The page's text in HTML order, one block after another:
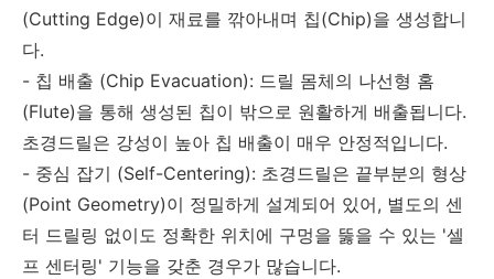
(Cutting Edge)이 재료를 깎아내며 칩(Chip)을 생성합니
다.
- 칩 배출 (Chip Evacuation): 드릴 몸체의 나선형 홈
(Flute)을 통해 생성된 칩이 밖으로 원활하게 배출됩니다.
초경드릴은 강성이 높아 칩 배출이 매우 안정적입니다.
- 중심 잡기 (Self-Centering): 초경드릴은 끝부분의 형상
(Point Geometry)이 정밀하게 설계되어 있어, 별도의 센
터 드릴링 없이도 정확한 위치에 구멍을 뚫을 수 있는 '셀
프 센터링' 기능을 갖춘 경우가 많습니다.